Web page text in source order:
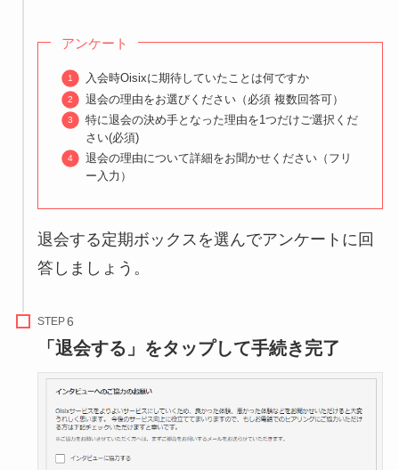
アンケート
入会時Oisixに期待していたことは何ですか
退会の理由をお選びください（必須 複数回答可）
特に退会の決め手となった理由を1つだけご選択くだ
さい(必須)
退会の理由について詳細をお聞かせください（フリ
ー入力）
退会する定期ボックスを選んでアンケートに回
答しましょう。
STEP
「退会する」をタップして手続き完了